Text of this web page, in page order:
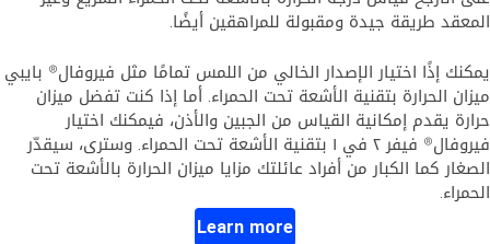
المعقد طريقة جيدة ومقبولة للمراهقين أيضًا.
يمكنك إذًا اختيار الإصدار الخالي من اللمس تمامًا مثل فيروفال® بايبي
ميزان الحرارة بتقنية الأشعة تحت الحمراء. أما إذا كنت تفضل ميزان
حرارة يقدم إمكانية القياس من الجبين والأذن، فيمكنك اختيار
فيروفال®‎ فيفر ٢ في ١ بتقنية الأشعة تحت الحمراء. وسترى، سيقدّر
الصغار كما الكبار من أفراد عائلتك مزايا ميزان الحرارة بالأشعة تحت
الحمراء.
Learn more